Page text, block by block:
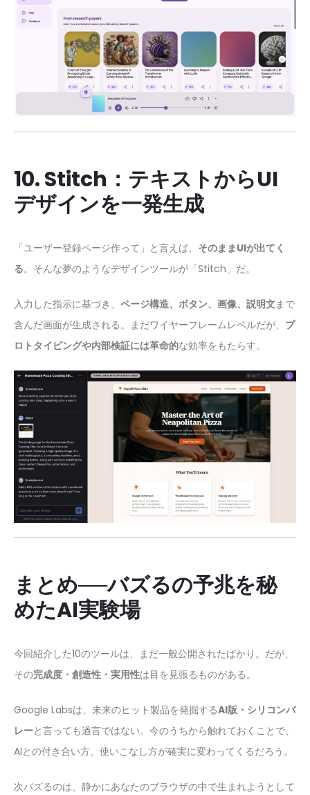
10. Stitch：テキストからUI
デザインを一発生成
「ユーザー登録ページ作って」と言えば、 そのままUIが出てく
る。そんな夢のようなデザインツールが「Stitch」だ。
入力した指示に基づき、 ページ構造、ボタン、画像、説明文まで
含んだ画面が生成される。まだワイヤーフレームレベルだが、 プ
ロトタイピングや内部検証には革命的な効率をもたらす。
まとめ──バズるの予兆を秘
めたAI実験場
今回紹介した10のツールは、まだ一般公開されたばかり。だが、
その完成度・創造性・実用性は目を見張るものがある。
Google Labsは、未来のヒット製品を発掘するAI版・シリコンバ
レーと言っても過言ではない。今のうちから触れておくことで、
AIとの付き合い方、使いこなし方が確実に変わってくるだろう。
次バズるのは、静かにあなたのブラウザの中で生まれようとして